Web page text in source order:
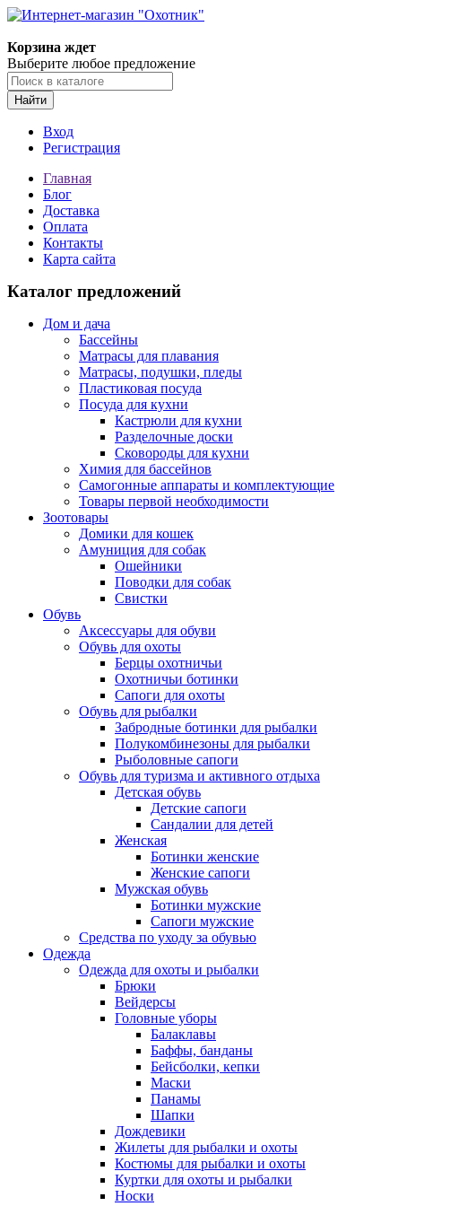
Корзина ждет
Выберите любое предложение
Найти
Вход
Регистрация
Главная
Блог
Доставка
Оплата
Контакты
Карта сайта
Каталог предложений
Дом и дача
Бассейны
Матрасы для плавания
Матрасы, подушки, пледы
Пластиковая посуда
Посуда для кухни
Кастрюли для кухни
Разделочные доски
Сковороды для кухни
Химия для бассейнов
Самогонные аппараты и комплектующие
Товары первой необходимости
Зоотовары
Домики для кошек
Амуниция для собак
Ошейники
Поводки для собак
Свистки
Обувь
Аксессуары для обуви
Обувь для охоты
Берцы охотничьи
Охотничьи ботинки
Сапоги для охоты
Обувь для рыбалки
Забродные ботинки для рыбалки
Полукомбинезоны для рыбалки
Рыболовные сапоги
Обувь для туризма и активного отдыха
Детская обувь
Детские сапоги
Сандалии для детей
Женская
Ботинки женские
Женские сапоги
Мужская обувь
Ботинки мужские
Сапоги мужские
Средства по уходу за обувью
Одежда
Одежда для охоты и рыбалки
Брюки
Вейдерсы
Головные уборы
Балаклавы
Баффы, банданы
Бейсболки, кепки
Маски
Панамы
Шапки
Дождевики
Жилеты для рыбалки и охоты
Костюмы для рыбалки и охоты
Куртки для охоты и рыбалки
Носки